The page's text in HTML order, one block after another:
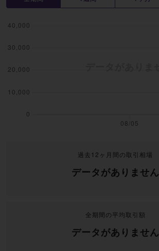
過去12ヶ月間の取引相場
データがありません
全期間の平均取引額
データがありません